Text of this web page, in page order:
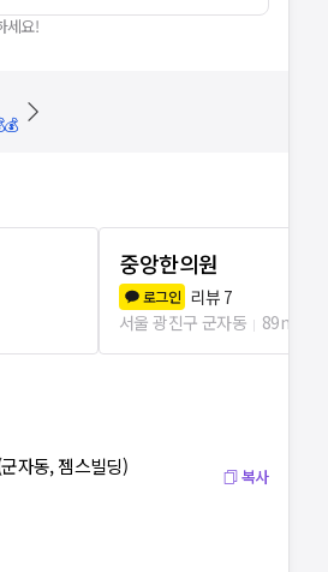
세요!
중앙한의원
로그인 리뷰 7
서울 광진구 군자동
89m
자동, 젬스빌딩) 복사